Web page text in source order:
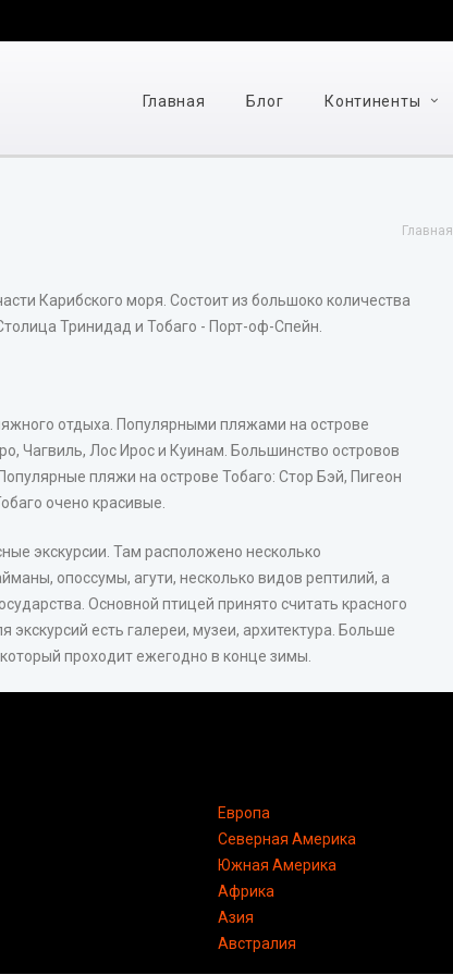
Главная Блог Континенты
Главная
Карибского моря. Состоит из большоко количества
Тринидад и Тобаго - Порт-оф-Спейн.
отдыха. Популярными пляжами на острове
Чагвиль, Лос Ирос и Куинам. Большинство островов
пляжи на острове Тобаго: Стор Бэй, Пигеон
очено красивые.
экскурсии. Там расположено несколько
опоссумы, агути, несколько видов рептилий, а
Основной птицей принято считать красного
есть галереи, музеи, архитектура. Больше
проходит ежегодно в конце зимы.
Европа
Северная Америка
Южная Америка
Африка
Азия
Австралия